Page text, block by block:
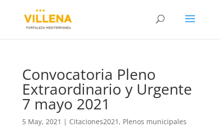
Convocatoria Pleno
Extraordinario y Urgente
7 mayo 2021
5 May, 2021 | Citaciones2021 , Plenos municipales